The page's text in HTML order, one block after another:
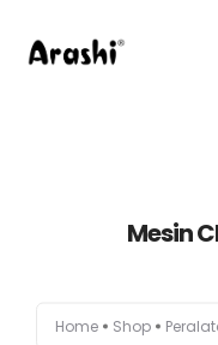
Belanja
Mesin
Home Shop